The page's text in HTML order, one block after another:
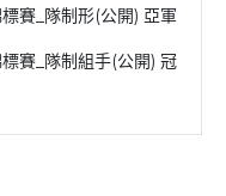
賽_隊制形(公開) 亞軍
賽_隊制組手(公開) 冠